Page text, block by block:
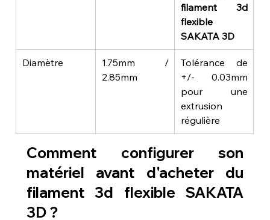
filament 3d
flexible
SAKATA 3D
Diamètre
1.75mm /
2.85mm
Tolérance de
+/- 0.03mm
pour une
extrusion
régulière
Comment configurer son
matériel avant d'acheter du
filament 3d flexible SAKATA
3D ?